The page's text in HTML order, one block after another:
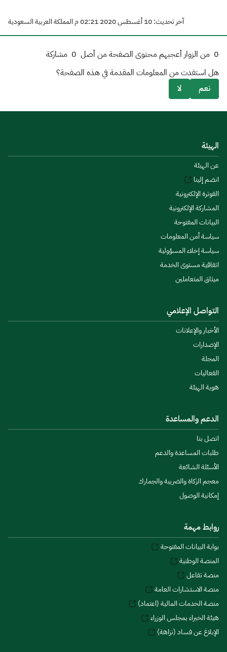
آخر تحديث: 10 أغسطس 2020 02:21 م المملكة العربية السعودية
0 من الزوار أعجبهم محتوى الصفحة من أصل 0 مشاركة
هل استفدت من المعلومات المقدمة في هذه الصفحة؟
نعم
لا
الهيئة
عن الهيئة
انضم إلينا
الفوترة الإلكترونية
المشاركة الإلكترونية
البيانات المفتوحة
سياسة أمن المعلومات
سياسة إخلاء المسؤولية
اتفاقية مستوى الخدمة
ميثاق المتعاملين
التواصل الإعلامي
الأخبار والإعلانات
الإصدارات
المجلة
الفعاليات
هوية الهيئة
الدعم والمساعدة
اتصل بنا
طلبات المساعدة والدعم
الأسئلة الشائعة
معجم الزكاة والضريبة والجمارك
إمكانية الوصول
روابط مهمة
بوابة البيانات المفتوحة
المنصة الوطنية
منصة تفاعل
منصة الاستشارات العامة
منصة الخدمات المالية (اعتماد)
هيئة الخبراء بمجلس الوزراء
الإبلاغ عن فساد (نزاهة)